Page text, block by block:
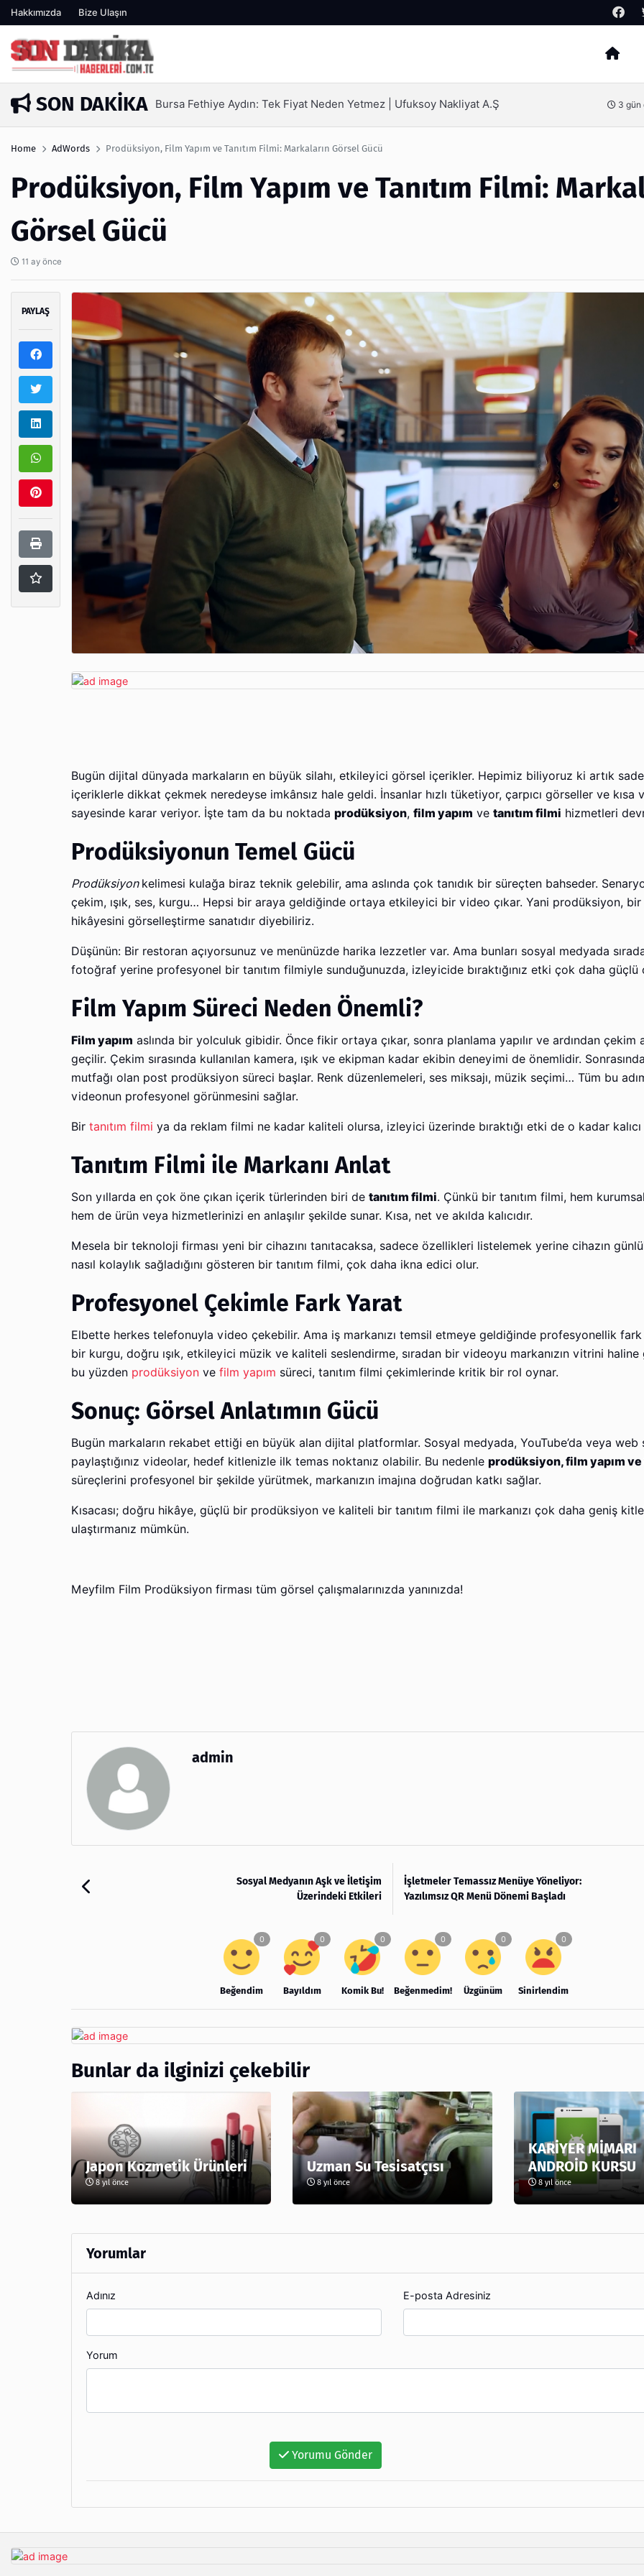
Hakkımızda Bize Ulaşın
Arama
SON DAKIKA
3 gün önce SEO Hizmeti Alırken Kandırılmamak İçin Bilinmesi Gerekenler 4 gün
Home AdWords Prodüksiyon, Film Yapım ve Tanıtım Filmi: Markaların Görsel Gücü
Prodüksiyon, Film Yapım ve Tanıtım Filmi:
Görsel Gücü
11 ay önce
PAYLAŞ
Bugün dijital dünyada markaların en büyük silahı, etkileyici görsel içerikler. Hepimiz biliyoruz ki artık
içeriklerle dikkat çekmek neredeyse imkânsız hale geldi. İnsanlar hızlı tüketiyor, çarpıcı görseller ve kısa
sayesinde karar veriyor. İşte tam da bu noktada prodüksiyon, film yapım ve tanıtım filmi hizmetleri
Prodüksiyonun Temel Gücü
Prodüksiyon kelimesi kulağa biraz teknik gelebilir, ama aslında çok tanıdık bir süreçten bahseder.
çekim, ışık, ses, kurgu… Hepsi bir araya geldiğinde ortaya etkileyici bir video çıkar. Yani prodüksiyon, bir
hikâyesini görselleştirme sanatıdır diyebiliriz.
Düşünün: Bir restoran açıyorsunuz ve menünüzde harika lezzetler var. Ama bunları sosyal medyada
fotoğraf yerine profesyonel bir tanıtım filmiyle sunduğunuzda, izleyicide bıraktığınız etki çok daha güçlü
Film Yapım Süreci Neden Önemli?
Film yapım aslında bir yolculuk gibidir. Önce fikir ortaya çıkar, sonra planlama yapılır ve ardından çekim
geçilir. Çekim sırasında kullanılan kamera, ışık ve ekipman kadar ekibin deneyimi de önemlidir.
mutfağı olan post prodüksiyon süreci başlar. Renk düzenlemeleri, ses miksajı, müzik seçimi… Tüm bu
videonun profesyonel görünmesini sağlar.
Bir tanıtım filmi ya da reklam filmi ne kadar kaliteli olursa, izleyici üzerinde bıraktığı etki de o kadar kalıcı
Tanıtım Filmi ile Markanı Anlat
Son yıllarda en çok öne çıkan içerik türlerinden biri de tanıtım filmi. Çünkü bir tanıtım filmi, hem
hem de ürün veya hizmetlerinizi en anlaşılır şekilde sunar. Kısa, net ve akılda kalıcıdır.
Mesela bir teknoloji firması yeni bir cihazını tanıtacaksa, sadece özellikleri listelemek yerine cihazın
nasıl kolaylık sağladığını gösteren bir tanıtım filmi, çok daha ikna edici olur.
Profesyonel Çekimle Fark Yarat
Elbette herkes telefonuyla video çekebilir. Ama iş markanızı temsil etmeye geldiğinde profesyonellik fark
bir kurgu, doğru ışık, etkileyici müzik ve kaliteli seslendirme, sıradan bir videoyu markanızın vitrini
bu yüzden prodüksiyon ve film yapım süreci, tanıtım filmi çekimlerinde kritik bir rol oynar.
Sonuç: Görsel Anlatımın Gücü
Bugün markaların rekabet ettiği en büyük alan dijital platformlar. Sosyal medyada, YouTube’da veya web
paylaştığınız videolar, hedef kitlenizle ilk temas noktanız olabilir. Bu nedenle prodüksiyon, film yapım ve
süreçlerini profesyonel bir şekilde yürütmek, markanızın imajına doğrudan katkı sağlar.
Kısacası; doğru hikâye, güçlü bir prodüksiyon ve kaliteli bir tanıtım filmi ile markanızı çok daha geniş
ulaştırmanız mümkün.
Meyfilm Film Prodüksiyon firması tüm görsel çalışmalarınızda yanınızda!
admin
Sosyal Medyanın Aşk ve İletişim
Üzerindeki Etkileri
İşletmeler Temassız Menüye Yöneliyor:
Yazılımsız QR Menü Dönemi Başladı
Beğendim Bayıldım Komik Bu! Beğenmedim! Üzgünüm Sinirlendim
Bunlar da ilginizi çekebilir
Japon Kozmetik Ürünleri
8 yıl önce
Uzman Su Tesisatçısı
8 yıl önce
KARİYER MİMARI
ANDROİD KURSU
8 yıl önce
Yorumlar
Adınız E-posta Adresiniz
Yorum
Yorumu Gönder